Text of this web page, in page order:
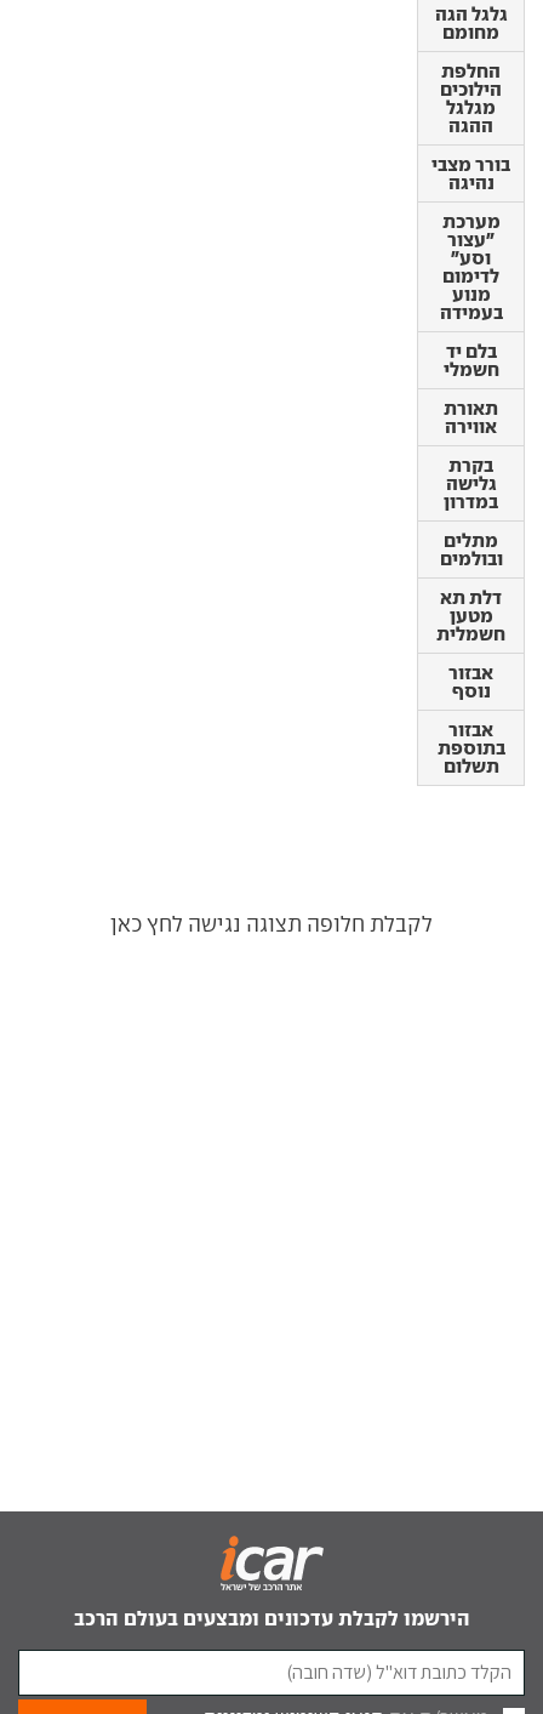
גלגל הגה
מחומם
החלפת
הילוכים
מגלגל
ההגה
בורר מצבי
נהיגה
מערכת
"עצור
וסע"
לדימום
מנוע
בעמידה
בלם יד
חשמלי
תאורת
אווירה
בקרת
גלישה
במדרון
מתלים
ובולמים
דלת תא
מטען
חשמלית
אבזור
נוסף
אבזור
בתוספת
תשלום
החלפת
הילוכים
מגלגל
ההגה
בורר מצבי
נהיגה
מערכת
"עצור
וסע"
לדימום
מנוע
בעמידה
בלם יד
חשמלי
תאורת
אווירה
בקרת
גלישה
במדרון
מתלים
ובולמים
דלת תא
מטען
חשמלית
אבזור
נוסף
אבזור
בתוספת
תשלום
לקבלת חלופה תצוגה נגישה לחץ כאן
הירשמו לקבלת עדכונים ומבצעים בעולם הרכב